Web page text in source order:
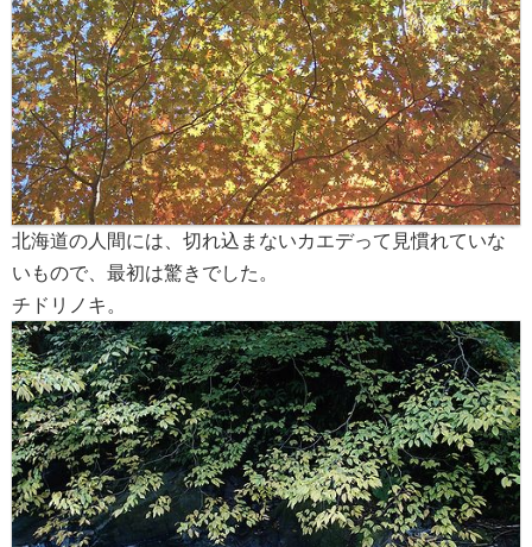
北海道の人間には、切れ込まないカエデって見慣れていな
いもので、最初は驚きでした。
チドリノキ。